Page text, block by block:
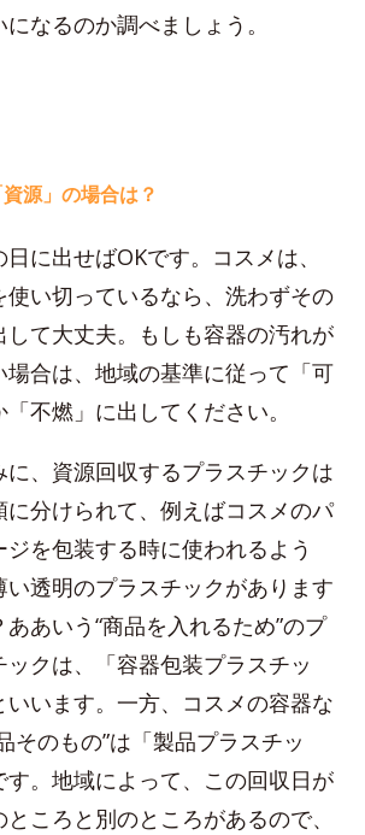
なるのか調べましょう。
源」の場合は？
日に出せばOKです。コスメは、
使い切っているなら、洗わずその
して大丈夫。もしも容器の汚れが
場合は、地域の基準に従って「可
不燃」に出してください。
に、資源回収するプラスチックは
に分けられて、例えばコスメのパ
ジを包装する時に使われるよう
い透明のプラスチックがあります
ああいう“商品を入れるため”のプ
ックは、「容器包装プラスチッ
いいます。一方、コスメの容器な
そのもの”は「製品プラスチッ
す。地域によって、この回収日が
ころと別のところがあるので、